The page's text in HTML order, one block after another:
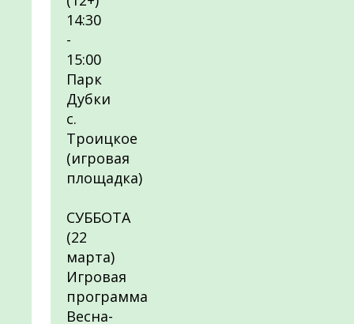
14:30
-
15:00
Парк
Дубки
с.
Троицкое
(игровая
площадка)
СУББОТА
(22
марта)
Игровая
программа
Весна-